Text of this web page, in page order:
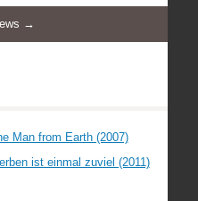
→
Man from Earth (2007)
ist einmal zuviel (2011)